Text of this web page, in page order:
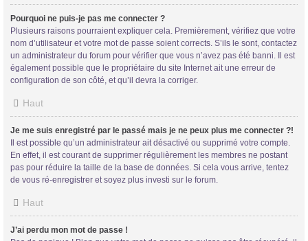
Trans District
Forum d'information sur les transidentités masculines FtM/FtX/Ft*
Pourquoi ne puis-je pas me connecter ?
Plusieurs raisons pourraient expliquer cela. Premièrement, vérifiez que votre
nom d’utilisateur et votre mot de passe soient corrects. S’ils le sont, contactez
un administrateur du forum pour vérifier que vous n’avez pas été banni. Il est
également possible que le propriétaire du site Internet ait une erreur de
configuration de son côté, et qu’il devra la corriger.
Haut
Je me suis enregistré par le passé mais je ne peux plus me connecter ?!
Il est possible qu’un administrateur ait désactivé ou supprimé votre compte.
En effet, il est courant de supprimer régulièrement les membres ne postant
pas pour réduire la taille de la base de données. Si cela vous arrive, tentez
de vous ré-enregistrer et soyez plus investi sur le forum.
Haut
J’ai perdu mon mot de passe !